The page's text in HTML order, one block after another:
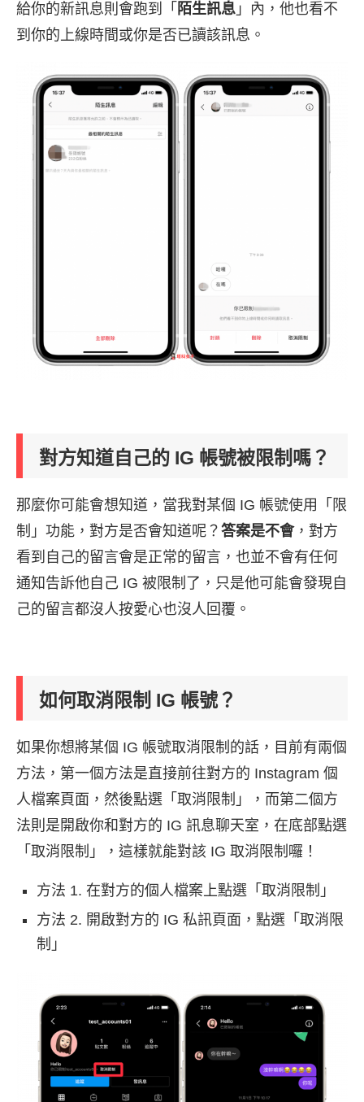
給你的新訊息則會跑到「 陌生訊息 」內，他也看不
到你的上線時間或你是否已讀該訊息。
對方知道自己的 IG 帳號被限制嗎？
那麼你可能會想知道，當我對某個 IG 帳號使用「限
制」功能，對方是否會知道呢？ 答案是不會，對方
看到自己的留言會是正常的留言，也並不會有任何
通知告訴他自己 IG 被限制了，只是他可能會發現自
己的留言都沒人按愛心也沒人回覆。
如何取消限制 IG 帳號？
如果你想將某個 IG 帳號取消限制的話，目前有兩個
方法，第一個方法是直接前往對方的 Instagram 個
人檔案頁面，然後點選「取消限制」，而第二個方
法則是開啟你和對方的 IG 訊息聊天室，在底部點選
「取消限制」，這樣就能對該 IG 取消限制囉！
方法 1. 在對方的個人檔案上點選「取消限制」
方法 2. 開啟對方的 IG 私訊頁面，點選「取消限
制」